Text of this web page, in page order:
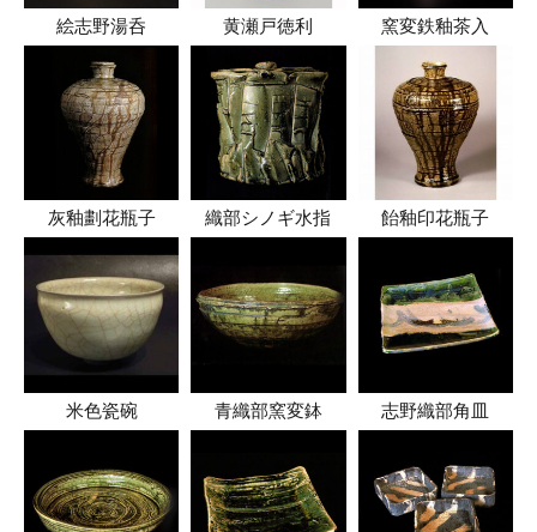
絵志野湯呑 黄瀬戸徳利 窯変鉄釉茶入
灰釉劃花瓶子 織部シノギ水指 飴釉印花瓶子
米色瓷碗 青織部窯変鉢 志野織部角皿